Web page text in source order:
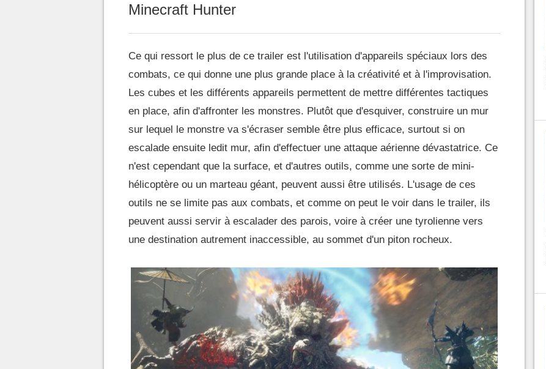
Minecraft Hunter
Ce qui ressort le plus de ce trailer est l'utilisation d'appareils spéciaux lors des
combats, ce qui donne une plus grande place à la créativité et à l'improvisation.
Les cubes et les différents appareils permettent de mettre différentes tactiques
en place, afin d'affronter les monstres. Plutôt que d'esquiver, construire un mur
sur lequel le monstre va s'écraser semble être plus efficace, surtout si on
escalade ensuite ledit mur, afin d'effectuer une attaque aérienne dévastatrice. Ce
n'est cependant que la surface, et d'autres outils, comme une sorte de mini-
hélicoptère ou un marteau géant, peuvent aussi être utilisés. L'usage de ces
outils ne se limite pas aux combats, et comme on peut le voir dans le trailer, ils
peuvent aussi servir à escalader des parois, voire à créer une tyrolienne vers
une destination autrement inaccessible, au sommet d'un piton rocheux.